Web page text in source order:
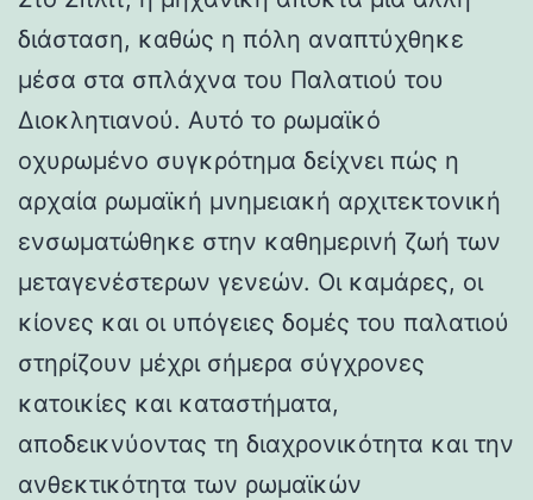
διάσταση, καθώς η πόλη αναπτύχθηκε
μέσα στα σπλάχνα του Παλατιού του
Διοκλητιανού. Αυτό το ρωμαϊκό
οχυρωμένο συγκρότημα δείχνει πώς η
αρχαία ρωμαϊκή μνημειακή αρχιτεκτονική
ενσωματώθηκε στην καθημερινή ζωή των
μεταγενέστερων γενεών. Οι καμάρες, οι
κίονες και οι υπόγειες δομές του παλατιού
στηρίζουν μέχρι σήμερα σύγχρονες
κατοικίες και καταστήματα,
αποδεικνύοντας τη διαχρονικότητα και την
ανθεκτικότητα των ρωμαϊκών